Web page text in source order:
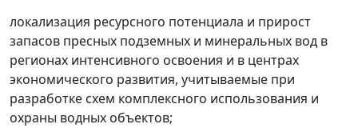
локализация ресурсного потенциала и прирост
запасов пресных подземных и минеральных вод в
регионах интенсивного освоения и в центрах
экономического развития, учитываемые при
разработке схем комплексного использования и
охраны водных объектов;